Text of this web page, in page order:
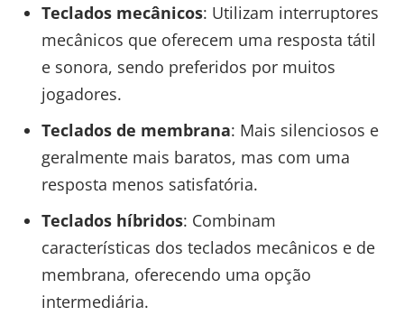
Teclados mecânicos: Utilizam interruptores
mecânicos que oferecem uma resposta tátil
e sonora, sendo preferidos por muitos
jogadores.
Teclados de membrana: Mais silenciosos e
geralmente mais baratos, mas com uma
resposta menos satisfatória.
Teclados híbridos: Combinam
características dos teclados mecânicos e de
membrana, oferecendo uma opção
intermediária.